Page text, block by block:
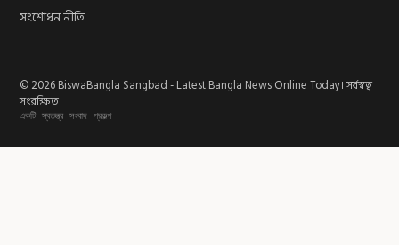
সংশোধন নীতি
© 2026 BiswaBangla Sangbad - Latest Bangla News Online Today। সর্বস্বত্ব
সংরক্ষিত।
একটি স্বতন্ত্র সংবাদ প্রকল্প